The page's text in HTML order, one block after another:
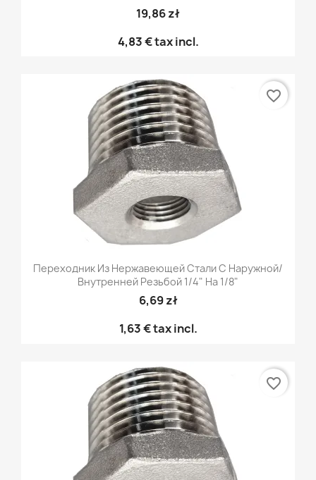
19,86 zł
4,83 €tax incl.
Переходник Из Нержавеющей Стали С Наружной/
Внутренней Резьбой 1/4" На 1/8"
6,69 zł
1,63 €tax incl.
favorite_border
favorite_border